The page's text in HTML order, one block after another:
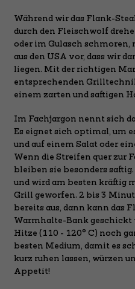
Während wir das Flank-
durch den Fleischwolf
oder im Gulasch schmoren,
aus den USA vor, dass wir
liegen. Mit der richtigen
entsprechenden
einem zarten und saftigen
Im Fachjargon nennt sich
Es eignet sich optimal, um
und auf einem Salat oder
Wenn die Streifen quer zur
bleiben sie besonders
und wird am besten kräftig
Grill geworfen. 2 bis 3
bereits aus, dann kann das
Warmhalte-Bank geschickt
Hitze (110 - 120° C) noch
besten Medium, damit es
kurz ruhen lassen, würzen
Appetit!